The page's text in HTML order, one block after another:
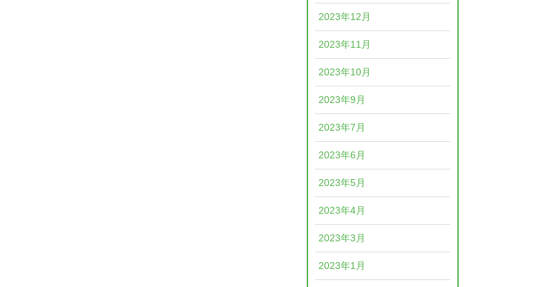
2023年12月
2023年11月
2023年10月
2023年9月
2023年7月
2023年6月
2023年5月
2023年4月
2023年3月
2023年1月